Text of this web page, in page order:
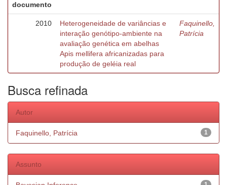
documento
2010
Heterogeneidade de variâncias e
interação genótipo-ambiente na
avaliação genética em abelhas
Apis mellifera africanizadas para
produção de geléia real
Faquinello,
Patrícia
Busca refinada
Autor
1
Faquinello, Patrícia
Assunto